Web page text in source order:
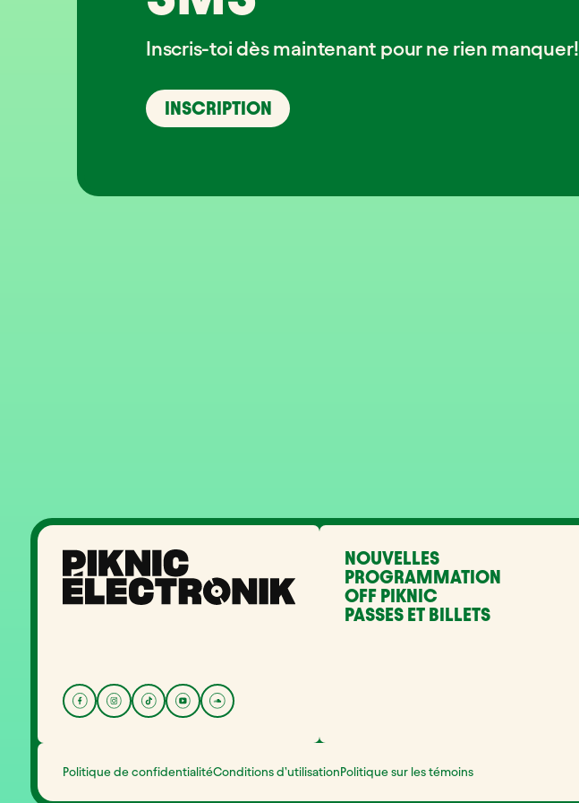
Inscris-toi dès maintenant pour ne rien manquer!
INSCRIPTION
NOUVELLES
PROGRAMMATION
OFF PIKNIC
PASSES ET BILLETS
Politique de confidentialitéConditions d’utilisation Politique sur les témoins